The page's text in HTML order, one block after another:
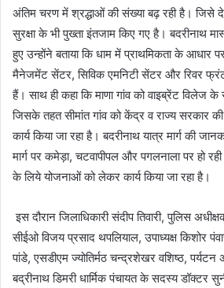
अंतिम चरण में श्रद्धाओं की संख्या बढ़ रही है। जिसे
सुरक्षा के भी पुख्ता इंतजाम किए गए है। बदरीनाथ
हुए उन्होंने बताया कि धाम में प्राथमिकता के आधार
मैनेजमेंट सेंटर, सिविक एमनिटी सेंटर और रिवर
हैं। साथ ही कहा कि माणा गांव को वाइब्रेंट विलेज
जिसके तहत सीमांत गांव को केंद्र व राज्य सरकार
कार्य किया जा रहा है। बदरीनाथ यात्र मार्ग की
मार्ग पर कमेड़ा, चटवापीपल और पगलनाला पर हो
के लिये योजनाओं को लेकर कार्य किया जा रहा है।
इस दौरान जिलाधिकारी संदीप तिवारी, पुलिस
सीईओ विजय प्रसाद थपलियाल, उपाध्यक्ष किशोर
पांडे, एसडीएम ज्योतिर्मठ चन्द्रशेखर वशिष्ठ, पर्यटन
बद्रीनाथ डिमरी धार्मिक पंचायत के सदस्य डॉक्टर